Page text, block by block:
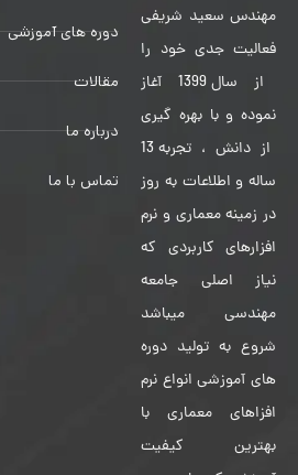
مهندس سعید شریفی
فعالیت جدی خود را
از سال 1399 آغاز
نموده و با بهره گیری
از دانش ، تجربه 13
ساله و اطلاعات به روز
در زمینه معماری و نرم
افزارهای کاربردی که
نیاز اصلی جامعه
مهندسی میباشد
شروع به تولید دوره
های آموزشی انواع نرم
افزاهای معماری با
بهترین کیفیت
دوره های آموزشی
مقالات
درباره ما
تماس با ما